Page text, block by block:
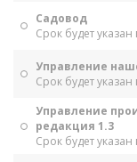
Садовод
Срок будет указан
Управление
Срок будет указан
Управление
редакция 1.3
Срок будет указан